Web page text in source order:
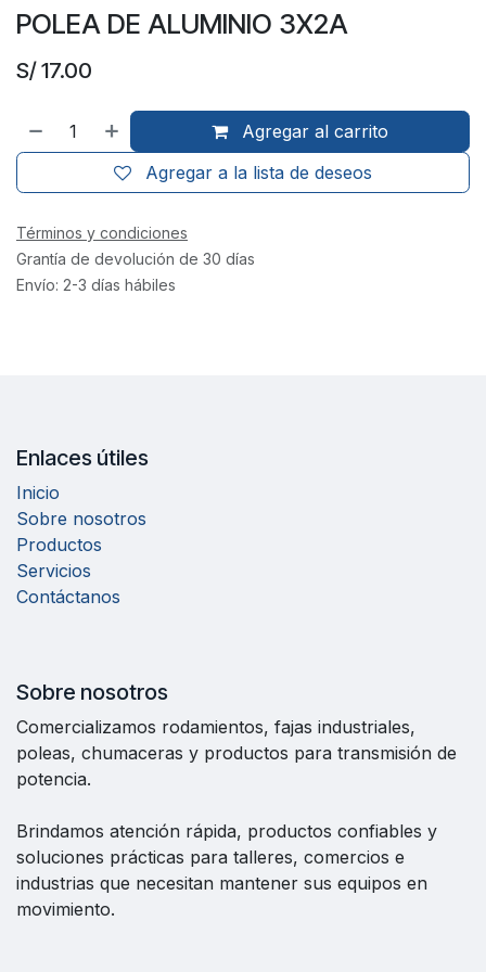
POLEA DE ALUMINIO 3X2A
S/17.00
Agregar al carrito
Agregar a la lista de deseos
Términos y condiciones
Grantía de devolución de 30 días
Envío: 2-3 días hábiles
Enlaces útiles
Inicio
Sobre nosotros
Productos
Servicios
Contáctanos
Sobre nosotros
Comercializamos rodamientos, fajas industriales,
poleas, chumaceras y productos para transmisión de
potencia.
Brindamos atención rápida, productos confiables y
soluciones prácticas para talleres, comercios e
industrias que necesitan mantener sus equipos en
movimiento.